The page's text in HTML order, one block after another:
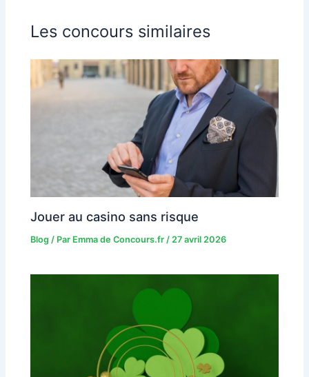
Les concours similaires
Jouer au casino sans risque
Blog / Par Emma de Concours.fr/27 avril 2026